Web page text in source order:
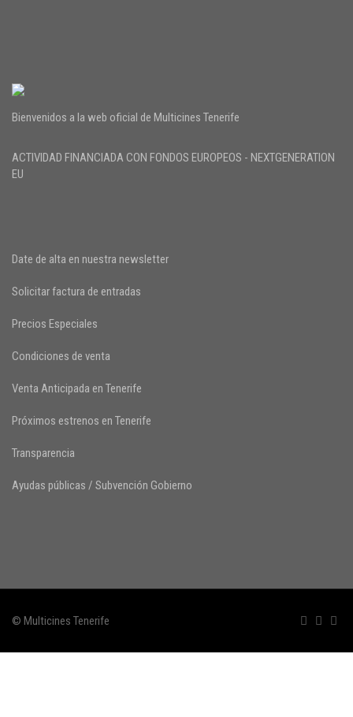
Bienvenidos a la web oficial de Multicines Tenerife
ACTIVIDAD FINANCIADA CON FONDOS EUROPEOS - NEXTGENERATION
EU
Date de alta en nuestra newsletter
Solicitar factura de entradas
Precios Especiales
Condiciones de venta
Venta Anticipada en Tenerife
Próximos estrenos en Tenerife
Transparencia
Ayudas públicas / Subvención Gobierno
© Multicines Tenerife